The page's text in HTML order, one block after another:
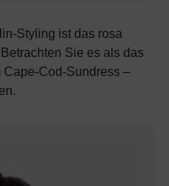
Styling ist das rosa
Sie es als das
Cod-Sundress –